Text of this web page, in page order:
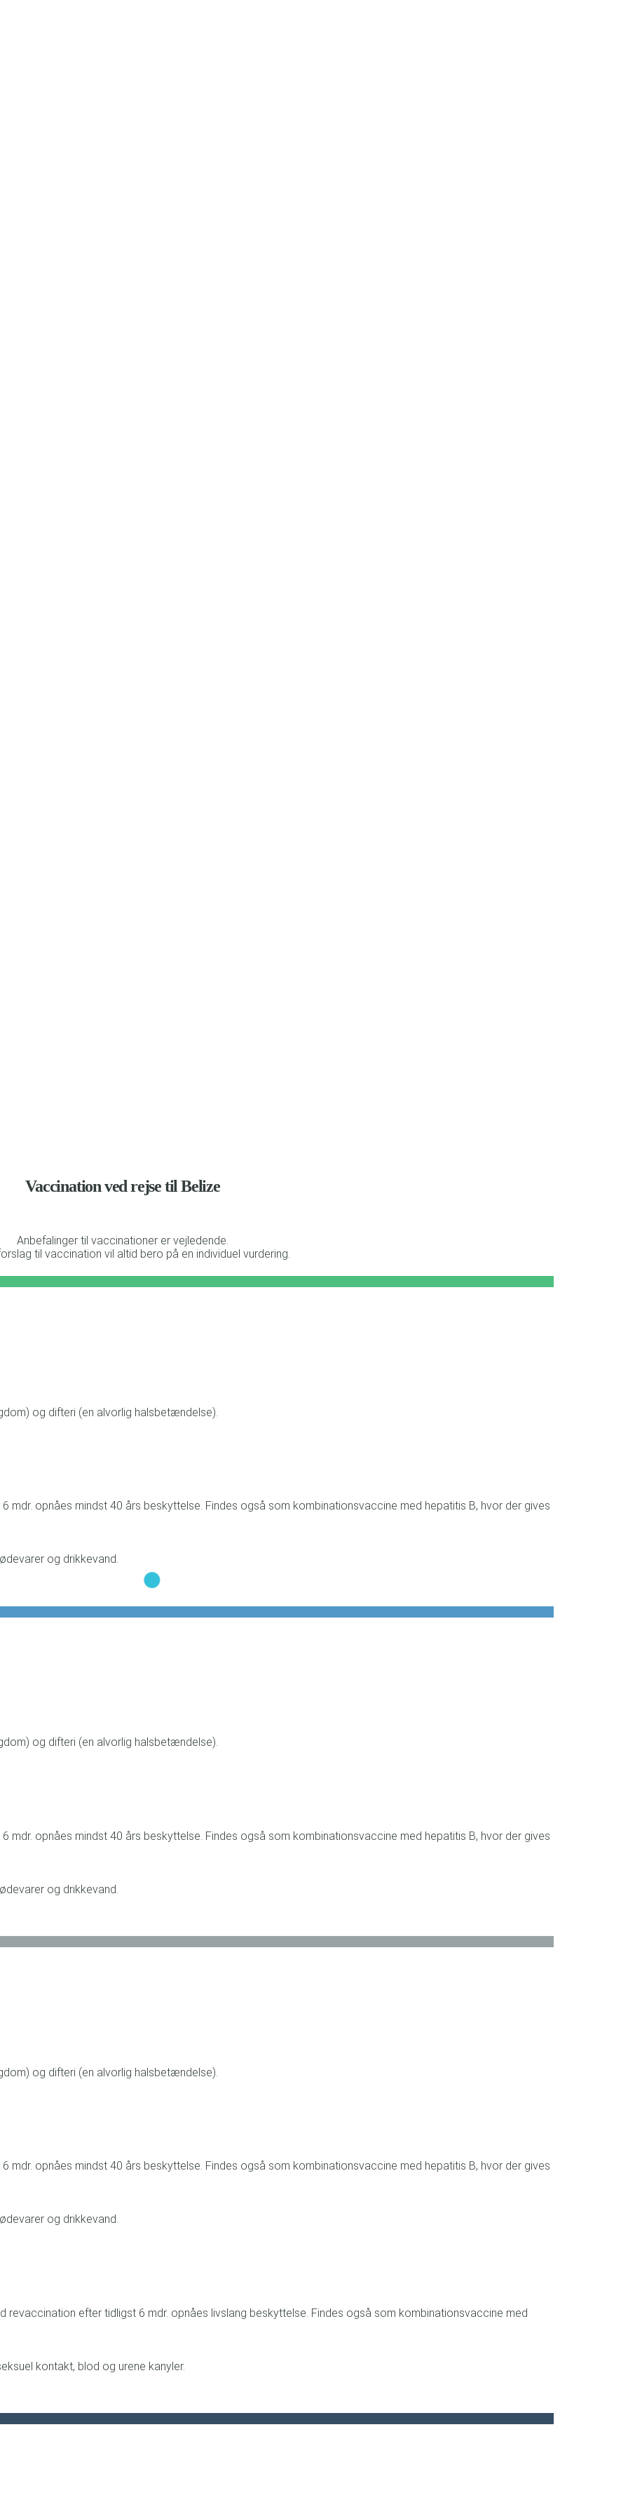
Vaccination ved rejse til Belize
Anbefalinger til vaccinationer er vejledende.
til vaccination vil altid bero på en individuel vurdering.
og difteri (en alvorlig halsbetændelse).
mdr. opnåes mindst 40 års beskyttelse. Findes også som kombinationsvaccine med hepatitis B, hvor der gives
og drikkevand.
og difteri (en alvorlig halsbetændelse).
mdr. opnåes mindst 40 års beskyttelse. Findes også som kombinationsvaccine med hepatitis B, hvor der gives
og drikkevand.
og difteri (en alvorlig halsbetændelse).
mdr. opnåes mindst 40 års beskyttelse. Findes også som kombinationsvaccine med hepatitis B, hvor der gives
og drikkevand.
revaccination efter tidligst 6 mdr. opnåes livslang beskyttelse. Findes også som kombinationsvaccine med
kontakt, blod og urene kanyler.